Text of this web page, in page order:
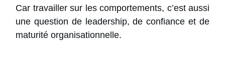
Car travailler sur les comportements, c’est aussi
une question de leadership, de confiance et de
maturité organisationnelle.